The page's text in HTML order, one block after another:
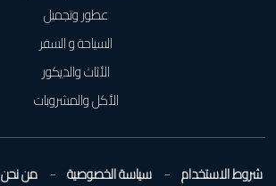
عطور وتجميل
السياحة و السفر
الأثاث والديكور
الأكل والمشروبات
شروط الاستخدام سياسة الخصوصية من نحن